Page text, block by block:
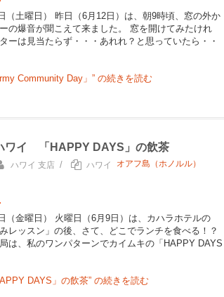
（土曜日） 昨日（6月12日）は、朝9時頃、窓の外か
の爆音が聞こえて来ました。 窓を開けてみたけれ
ーは見当たらず・・・あれれ？と思っていたら・・
Community Day」” の続きを読む
ワイ 「HAPPY DAYS」の飲茶
ハワイ 支店 / ハワイ オアフ島（ホノルル）
（金曜日） 火曜日（6月9日）は、カハラホテルの
みレッスン」の後、さて、どこでランチを食べる！？
は、私のワンパターンでカイムキの「HAPPY DAYS
DAYS」の飲茶” の続きを読む